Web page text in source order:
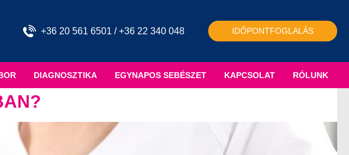
+36 20 561 6501 / +36 22 340 048 IDŐPONTFOGLALÁS
DIAGNOSZTIKA EGYNAPOS SEBÉSZET KAPCSOLAT RÓLUNK